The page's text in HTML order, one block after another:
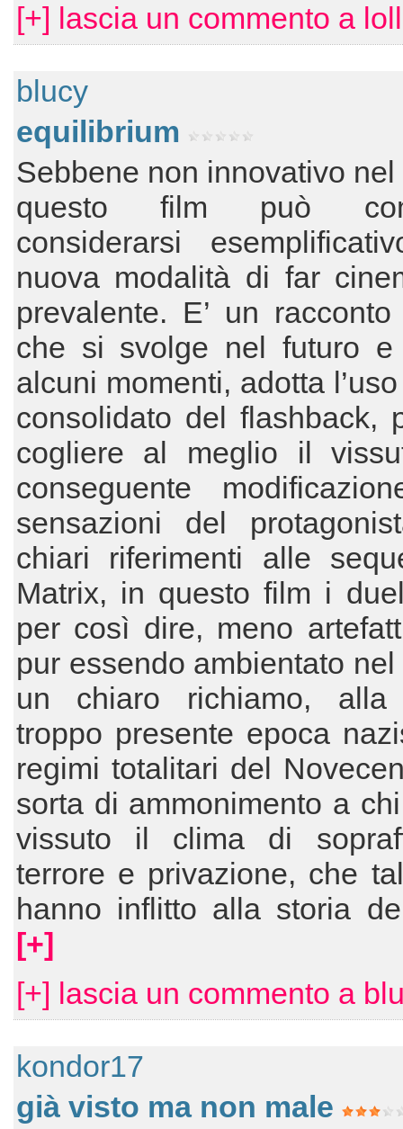
[+] lascia un commento a
blucy
equilibrium
Sebbene non innovativo
questo film può
considerarsi
nuova modalità di far
prevalente. E’ un
che si svolge nel futuro
alcuni momenti, adotta
consolidato del flashback,
cogliere al meglio il
conseguente
sensazioni del
chiari riferimenti alle
Matrix, in questo film i
per così dire, meno
pur essendo ambientato
un chiaro richiamo, alla
troppo presente epoca
regimi totalitari del
sorta di ammonimento a
vissuto il clima di
terrore e privazione, che
hanno inflitto alla storia
[+]
[+] lascia un commento a
kondor17
già visto ma non male